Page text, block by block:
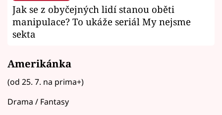
Jak se z obyčejných lidí stanou oběti
manipulace? To ukáže seriál My nejsme
sekta
Amerikánka
(od 25. 7. na prima+)
Drama / Fantasy